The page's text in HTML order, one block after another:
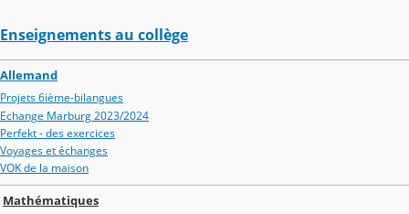
Enseignements au collège
Allemand
Projets 6ième-bilangues
Echange Marburg 2023/2024
Perfekt - des exercices
Voyages et échanges
VOK de la maison
Mathématiques